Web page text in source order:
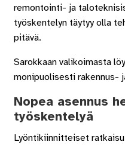
remontointi- ja
työskentelyn täytyy olla
pitävä.
Sarokkaan valikoimasta
monipuolisesti rakennus-
Nopea asennus
työskentelyä
Lyöntikiinnitteiset